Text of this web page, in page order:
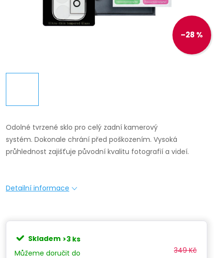
–28 %
Odolné tvrzené sklo pro celý zadní kamerový
systém. Dokonale chrání před poškozením. Vysoká
průhlednost zajišťuje původní kvalitu fotografií a videí.
Detailní informace
Skladem >3 ks
349 Kč